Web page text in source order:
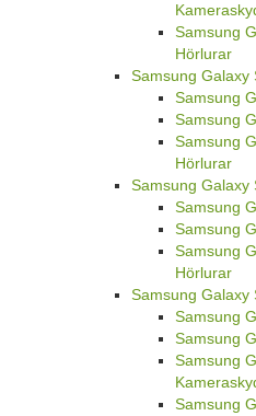
Samsung
Hörlurar
Samsung Galaxy
Samsung
Samsung
Samsung
Hörlurar
Samsung Galaxy
Samsung
Samsung
Samsung
Hörlurar
Samsung Galaxy
Samsung
Samsung
Samsung
Samsung